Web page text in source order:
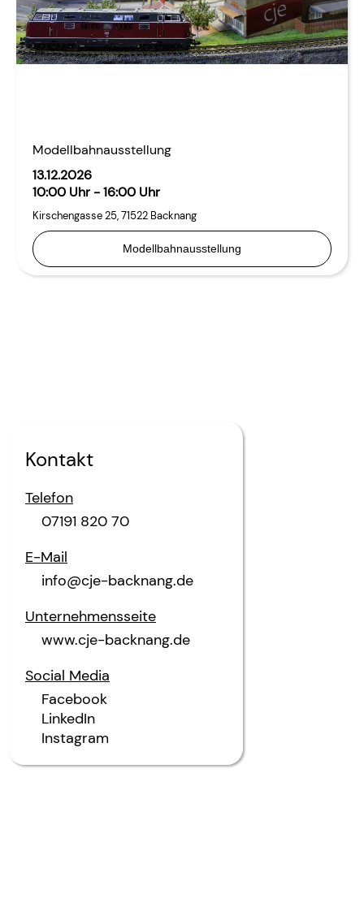
Modellbahnausstellung
13.12.2026
10:00 Uhr - 16:00 Uhr
Kirschengasse 25,71522 Backnang
Modellbahnausstellung
Kontakt
Telefon
07191 820 70
E-Mail
info@cje-backnang.de
Unternehmensseite
www.cje-backnang.de
Social Media
Facebook
LinkedIn
Instagram